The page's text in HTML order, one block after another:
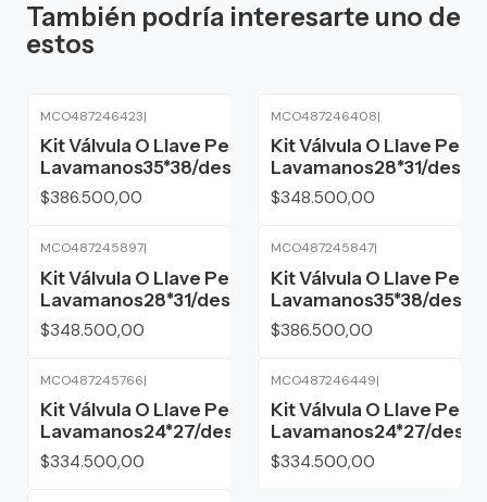
También podría interesarte uno de
estos
MCO487246423|
Kit Válvula O Llave Pedal
Lavamanos35*38/desagüe/acoples/cue
$386.500,00
MCO487246408|
Kit Válvula O Llave Pedal
Lavamanos28*31/
$348.500,00
MCO487245897|
Kit Válvula O Llave Pedal
Lavamanos28*31/desagüe/acoples/cue
$348.500,00
MCO487245847|
Kit Válvula O Llave Pedal
Lavamanos35*38/
$386.500,00
MCO487245766|
Kit Válvula O Llave Pedal
Lavamanos24*27/desagüe/acoples/cue
$334.500,00
MCO487246449|
Kit Válvula O Llave Pedal
Lavamanos24*27/
$334.500,00